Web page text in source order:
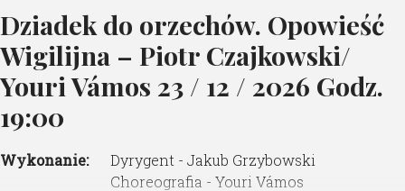
Dziadek do orzechów. Opowieść
Wigilijna – Piotr Czajkowski/
Youri Vámos 23 / 12 / 2026 Godz.
19:00
Wykonanie:
Dyrygent - Jakub Grzybowski
Choreografia - Youri Vámos